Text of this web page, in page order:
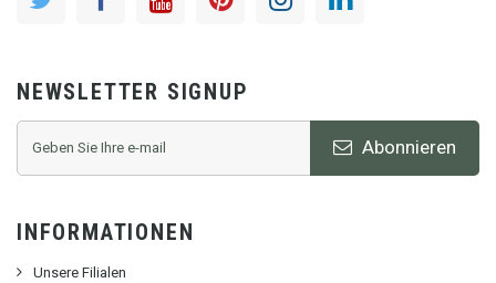
NEWSLETTER SIGNUP
Abonnieren
INFORMATIONEN
Unsere Filialen